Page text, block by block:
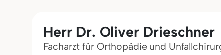
Herr Dr. Oliver Drieschner
Facharzt für Orthopädie und